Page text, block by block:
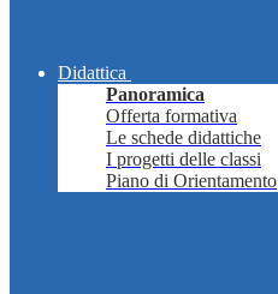
Didattica
Panoramica
Offerta formativa
Le schede didattiche
I progetti delle classi
Piano di Orientamento